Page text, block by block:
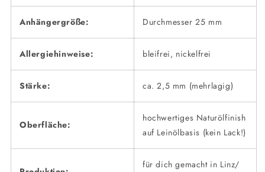
Anhängergröße: Durchmesser 25 mm
Allergiehinweise: bleifrei, nickelfrei
Stärke: ca. 2,5 mm (mehrlagig)
Oberfläche:
hochwertiges Naturölfinish
auf Leinölbasis (kein Lack!)
für dich gemacht in Linz/